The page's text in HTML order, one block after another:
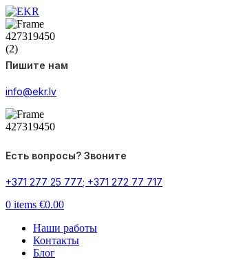
Пишите нам
info@ekr.lv
Есть вопросы? Звоните
+371 277 25 777; +371 272 77 717
0 items €0.00
Наши работы
Контакты
Блог